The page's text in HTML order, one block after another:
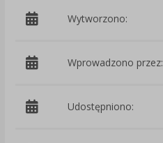
Wytworzono:
Wprowadzono przez:
Udostępniono: